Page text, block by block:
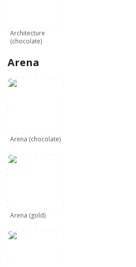
Architecture
(chocolate)
Arena
Arena (chocolate)
Arena (gold)